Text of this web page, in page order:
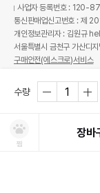
수량
찜
장바
사업자 등록번호 :
통신판매업신고번호 : 제
개인정보관리자 : 김원규
서울특별시 금천구 가산
구매안전(에스크로)서비스